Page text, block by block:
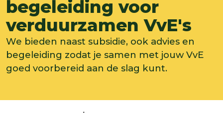
begeleiding voor
verduurzamen VvE's
We bieden naast subsidie, ook advies en
begeleiding zodat je samen met jouw VvE
goed voorbereid aan de slag kunt.